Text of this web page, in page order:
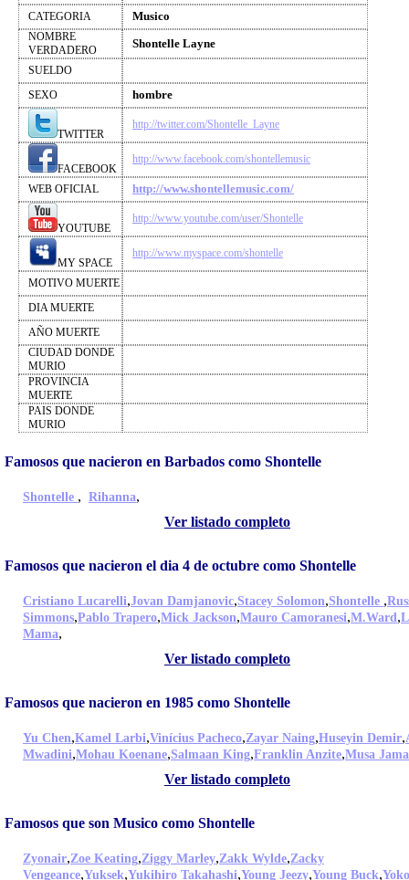
CATEGORIA Musico
NOMBRE
VERDADERO
Shontelle Layne
SUELDO
SEXO
hombre
TWITTER
http://twitter.com/Shontelle_Layne
FACEBOOK
http://www.facebook.com/shontellemusic
WEB OFICIAL http://www.shontellemusic.com/
YOUTUBE
http://www.youtube.com/user/Shontelle
MY SPACE
http://www.myspace.com/shontelle
MOTIVO MUERTE
DIA MUERTE
AÑO MUERTE
CIUDAD DONDE
MURIO
PROVINCIA
MUERTE
PAIS DONDE
MURIO
Famosos que nacieron en Barbados como Shontelle
Shontelle , Rihanna,
Ver listado completo
Famosos que nacieron el dia 4 de octubre como Shontelle
Cristiano Lucarelli,Jovan Damjanovic,Stacey Solomon,Shontelle ,
Simmons,Pablo Trapero,Mick Jackson,Mauro Camoranesi,M.Ward,
Mama,
Ver listado completo
Famosos que nacieron en 1985 como Shontelle
Yu Chen,Kamel Larbi,Vinícius Pacheco,Zayar Naing,Huseyin Demir,
Mwadini,Mohau Koenane,Salmaan King,Franklin Anzite,Musa
Ver listado completo
Famosos que son Musico como Shontelle
Zyonair,Zoe Keating,Ziggy Marley,Zakk Wylde,Zacky
Vengeance,Yuksek,Yukihiro Takahashi,Young Jeezy,Young Buck,Yoko